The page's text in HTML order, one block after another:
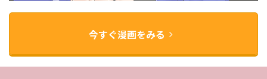
今すぐ漫画をみる